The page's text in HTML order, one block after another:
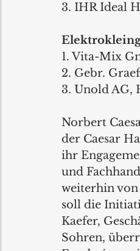
3. IHR Ideal
1. Vita-Mix
2. Gebr.
3. Unold AG,
Norbert
der Caesar
ihr
und
weiterhin
soll die
Kaefer,
Sohren,